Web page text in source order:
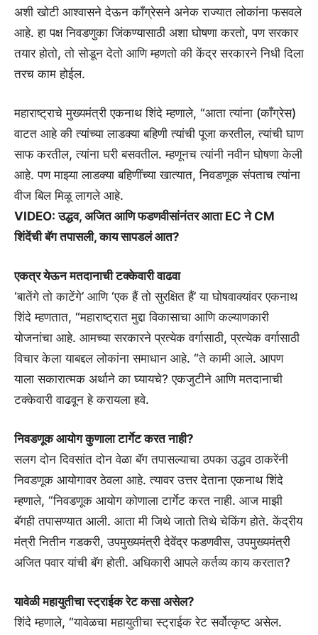
अशी खोटी आश्वासने देऊन काँग्रेसने अनेक राज्यात लोकांना फसवले
आहे. हा पक्ष निवडणुका जिंकण्यासाठी अशा घोषणा करतो, पण सरकार
तयार होतो, तो सोडून देतो आणि म्हणतो की केंद्र सरकारने निधी दिला
तरच काम होईल.
महाराष्ट्राचे मुख्यमंत्री एकनाथ शिंदे म्हणाले, “आता त्यांना (काँग्रेस)
वाटत आहे की त्यांच्या लाडक्या बहिणी त्यांची पूजा करतील, त्यांची घाण
साफ करतील, त्यांना घरी बसवतील. म्हणूनच त्यांनी नवीन घोषणा केली
आहे. पण माझ्या लाडक्या बहिणींच्या खात्यात, निवडणूक संपताच त्यांना
वीज बिल मिळू लागले आहे.
VIDEO: उद्धव, अजित आणि फडणवीसांनंतर आता EC ने CM
शिंदेंची बॅग तपासली, काय सापडलं आत?
एकत्र येऊन मतदानाची टक्केवारी वाढवा
‘बातेंगे तो काटेंगे’ आणि ‘एक हैं तो सुरक्षित हैं’ या घोषवाक्यांवर एकनाथ
शिंदे म्हणतात, “महाराष्ट्रात मुद्दा विकासाचा आणि कल्याणकारी
योजनांचा आहे. आमच्या सरकारने प्रत्येक वर्गासाठी, प्रत्येक वर्गासाठी
विचार केला याबद्दल लोकांना समाधान आहे. “ते कामी आले. आपण
याला सकारात्मक अर्थाने का घ्यायचे? एकजुटीने आणि मतदानाची
टक्केवारी वाढवून हे करायला हवे.
निवडणूक आयोग कुणाला टार्गेट करत नाही?
सलग दोन दिवसांत दोन वेळा बॅग तपासल्याचा ठपका उद्धव ठाकरेंनी
निवडणूक आयोगावर ठेवला आहे. त्यावर उत्तर देताना एकनाथ शिंदे
म्हणाले, “निवडणूक आयोग कोणाला टार्गेट करत नाही. आज माझी
बॅगही तपासण्यात आली. आता मी जिथे जातो तिथे चेकिंग होते. केंद्रीय
मंत्री नितीन गडकरी, उपमुख्यमंत्री देवेंद्र फडणवीस, उपमुख्यमंत्री
अजित पवार यांची बॅग होती. अधिकारी आपले कर्तव्य काय करतात?
यावेळी महायुतीचा स्ट्राईक रेट कसा असेल?
शिंदे म्हणाले, “यावेळचा महायुतीचा स्ट्राईक रेट सर्वोत्कृष्ट असेल.